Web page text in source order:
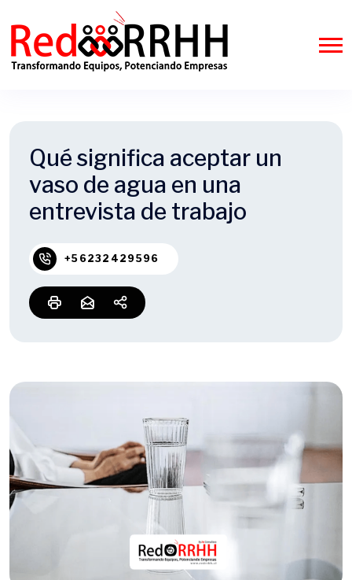
Qué significa aceptar un
vaso de agua en una
entrevista de trabajo
+56232429596